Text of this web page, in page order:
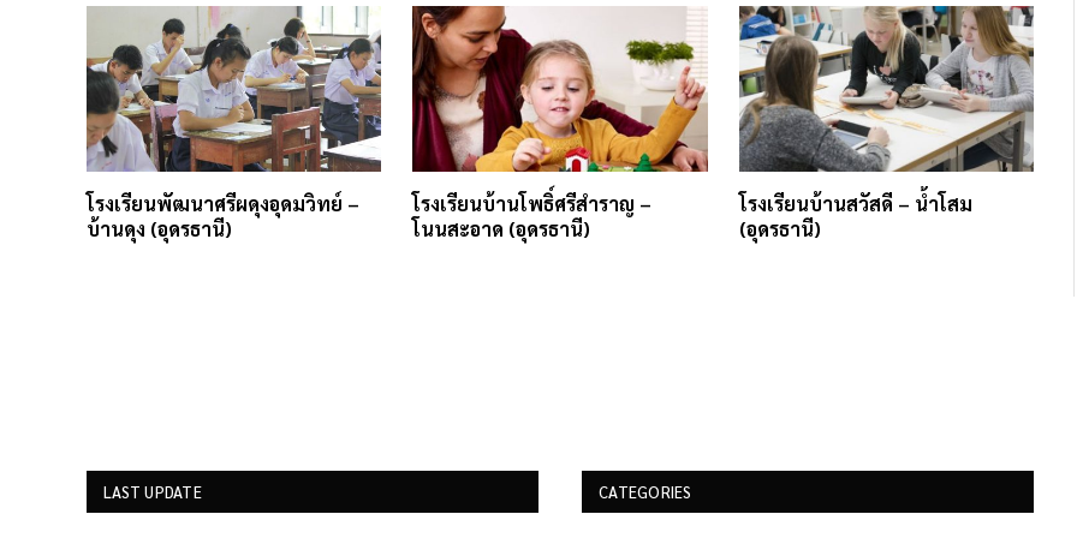
โรงเรียนพัฒนาศรีผดุงอุดมวิทย์ –
บ้านดุง (อุดรธานี)
โรงเรียนบ้านโพธิ์ศรีสําราญ –
โนนสะอาด (อุดรธานี)
โรงเรียนบ้านสวัสดี – น้ำโสม
(อุดรธานี)
LAST UPDATE CATEGORIES